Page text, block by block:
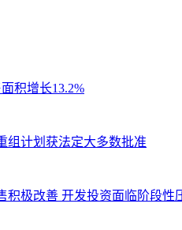
积增长13.2%
组计划获法定大多数批准
积极改善 开发投资面临阶段性